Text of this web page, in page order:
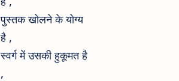
पुस्तक खोलने के योग्य
है ,
स्वर्ग में उसकी हुकूमत है
,